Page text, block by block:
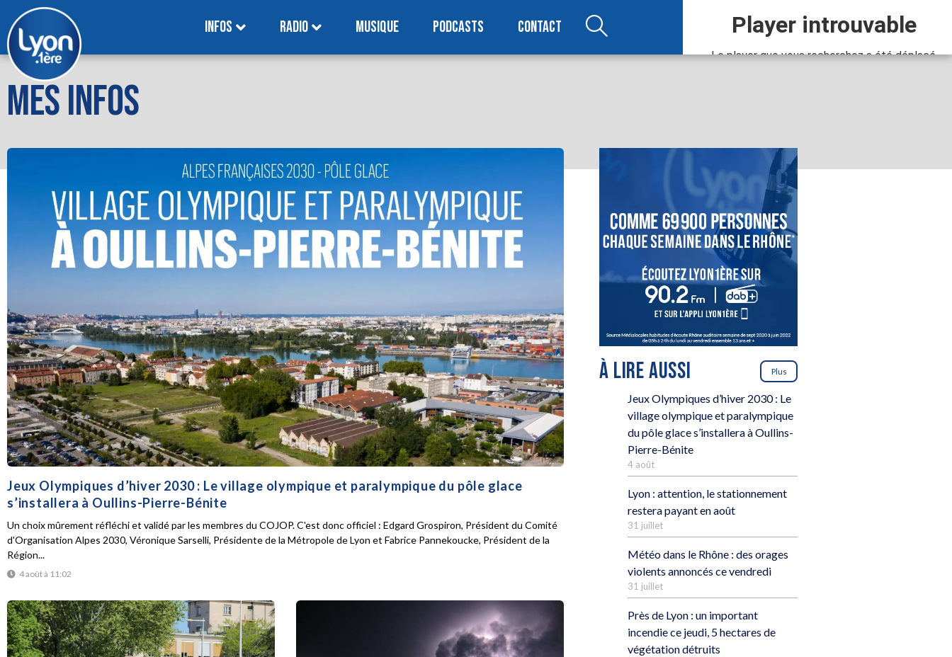
INFOS RADIO MUSIQUE PODCASTS CONTACT
MES INFOS
Jeux Olympiques d’hiver 2030 : Le village olympique et paralympique du pôle glace
s’installera à Oullins-Pierre-Bénite
4 août à 11:02
Un choix mûrement réfléchi et validé par les membres du COJOP. C'est donc officiel : Edgard Grospiron, Président du Comité
d'Organisation Alpes 2030, Véronique Sarselli, Présidente de la Métropole de Lyon et Fabrice Pannekoucke, Président de la
Région...
À LIRE AUSSI Plus
Jeux Olympiques d’hiver 2030 : Le
village olympique et paralympique
du pôle glace s’installera à Oullins-
Pierre-Bénite
4 août
Lyon : attention, le stationnement
restera payant en août
31 juillet
Météo dans le Rhône : des orages
violents annoncés ce vendredi
31 juillet
Près de Lyon : un important
incendie ce jeudi, 5 hectares de
végétation détruits